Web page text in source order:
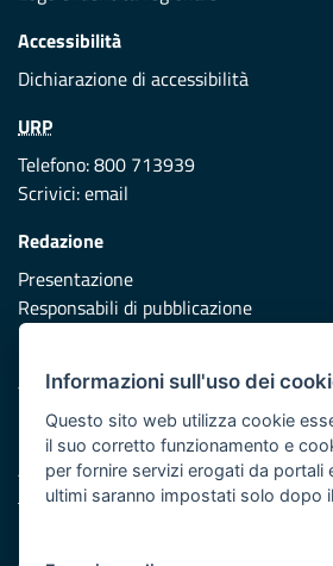
Accessibilità
Dichiarazione di accessibilità
URP
Telefono: 800 713939
Scrivici:email
Redazione
Presentazione
Responsabili di pubblicazione
Vai al sito di Protezione Civile Puglia
Iniziativa finanziata con risorse del
Asse XI
Informazioni sull'uso dei
Questo sito web utilizza cookie
il suo corretto funzionamento e
per fornire servizi erogati da portali
ultimi saranno impostati solo dopo